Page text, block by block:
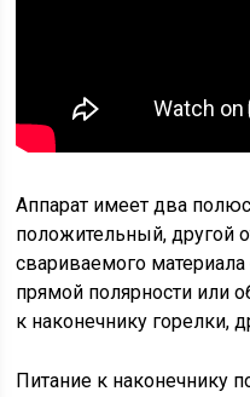
Аппарат имеет два
положительный, другой
свариваемого
прямой полярности или
к наконечнику горелки,
Питание к наконечнику